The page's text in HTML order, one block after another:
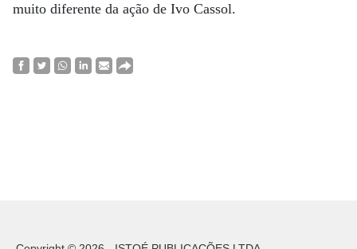
muito diferente da ação de Ivo Cassol.